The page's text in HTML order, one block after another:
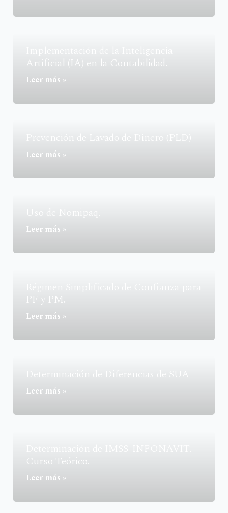
Artificial (IA) en la Contabilidad.
Leer más »
Prevención de Lavado de Dinero (PLD)
Leer más »
Uso de Nomipaq.
Leer más »
PF y PM.
Leer más »
Determinación de Diferencias de SUA
Leer más »
Curso Teórico.
Leer más »